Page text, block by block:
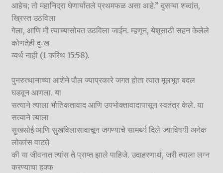
आहेच; तो महानिद्रा घेणार्यांतले प्रथमफळ असा आहे.” दुसऱ्या शब्दांत,
ख्रिस्त उठविला
गेला, आणि मी त्याच्यासोबत उठविला जाईन. म्हणून, येशूसाठी सहन केलेले
कोणतेही दुःख
व्यर्थ नाही (1 करिंथ 15:58).
पुनरुत्थानाच्या आशेने पौल ज्याप्रकारे जगत होता त्यात मूलभूत बदल
घडवून आणला. या
सत्याने त्याला भौतिकतावाद आणि उपभोक्तावादापासून स्वतंत्र केले. या
सत्याने त्याला
सुखसोई आणि सुखविलासावाचून जगण्याचे सामर्थ्य दिले ज्याविषयी अनेक
लोकांस वाटते
की या जीवनात त्यांस ते प्राप्त झाले पाहिजे. उदाहरणार्थ, जरी त्याला लग्न
करण्याचा हक्क